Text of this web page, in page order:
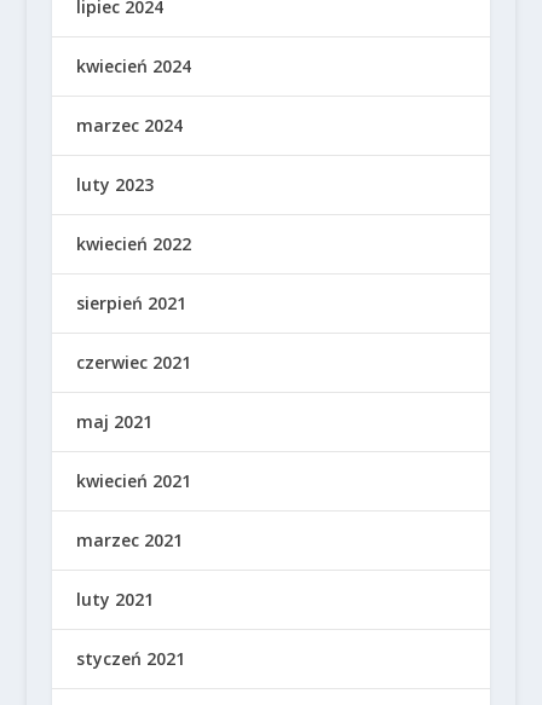
lipiec 2024
kwiecień 2024
marzec 2024
luty 2023
kwiecień 2022
sierpień 2021
czerwiec 2021
maj 2021
kwiecień 2021
marzec 2021
luty 2021
styczeń 2021